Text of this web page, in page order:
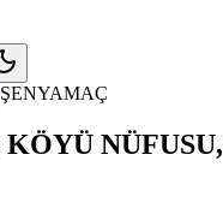
ŞENYAMAÇ
KÖYÜ NÜFUSU,